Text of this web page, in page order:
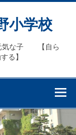
小学校
な子 【自ら
る】